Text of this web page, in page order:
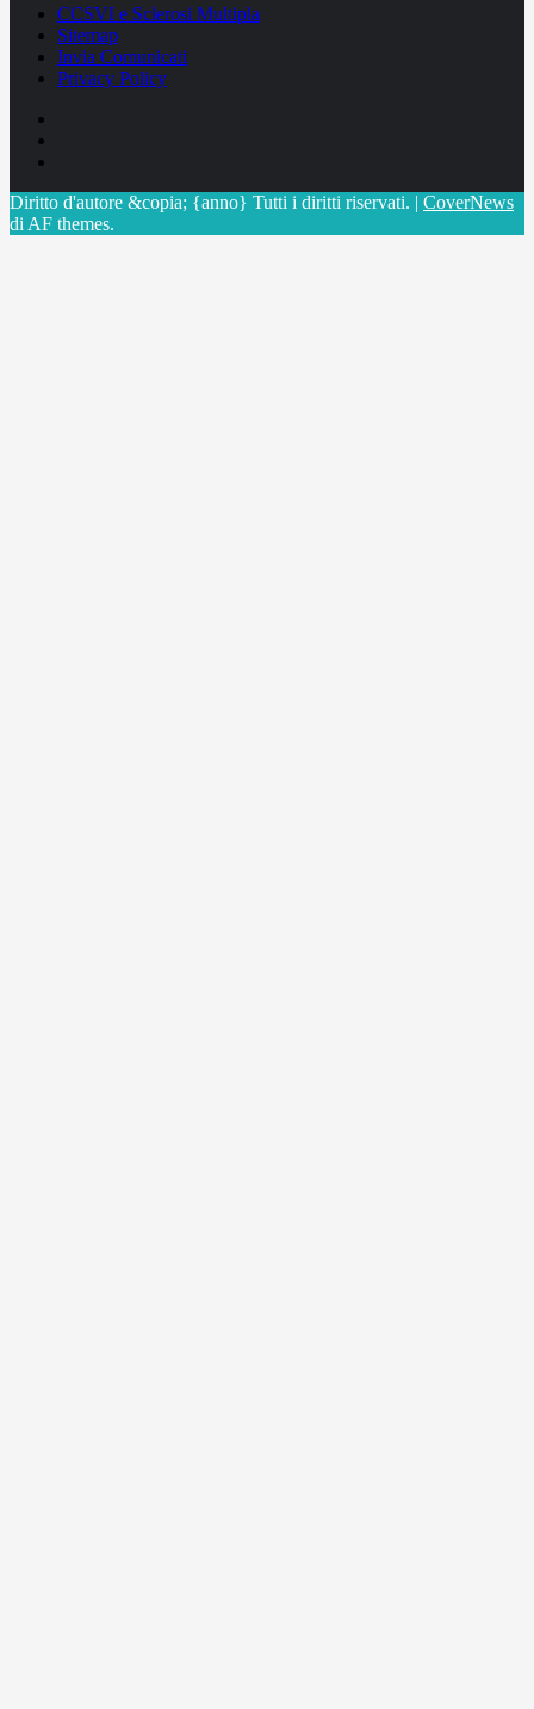
CCSVI e Sclerosi Multipla
Sitemap
Invia Comunicati
Privacy Policy
Diritto d'autore &copia; {anno} Tutti i diritti riservati. | CoverNews
di AF themes.